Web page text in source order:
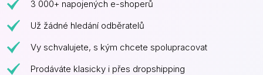
3 000+ napojených e-shoperů
Už žádné hledání odběratelů
Vy schvalujete, s kým chcete spolupracovat
Prodáváte klasicky i přes dropshipping